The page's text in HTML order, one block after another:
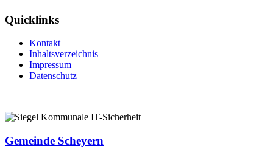
Quicklinks
Kontakt
Inhaltsverzeichnis
Impressum
Datenschutz
Gemeinde Scheyern